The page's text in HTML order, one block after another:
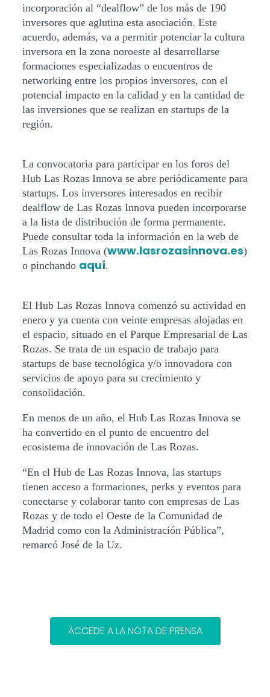
incorporación al “dealflow” de los más de 190
inversores que aglutina esta asociación. Este
acuerdo, además, va a permitir potenciar la cultura
inversora en la zona noroeste al desarrollarse
formaciones especializadas o encuentros de
networking entre los propios inversores, con el
potencial impacto en la calidad y en la cantidad de
las inversiones que se realizan en startups de la
región.
La convocatoria para participar en los foros del
Hub Las Rozas Innova se abre periódicamente para
startups. Los inversores interesados en recibir
dealflow de Las Rozas Innova pueden incorporarse
a la lista de distribución de forma permanente.
Puede consultar toda la información en la web de
Las Rozas Innova (www.lasrozasinnova.es)
o pinchando aquí.
El Hub Las Rozas Innova comenzó su actividad en
enero y ya cuenta con veinte empresas alojadas en
el espacio, situado en el Parque Empresarial de Las
Rozas. Se trata de un espacio de trabajo para
startups de base tecnológica y/o innovadora con
servicios de apoyo para su crecimiento y
consolidación.
En menos de un año, el Hub Las Rozas Innova se
ha convertido en el punto de encuentro del
ecosistema de innovación de Las Rozas.
“En el Hub de Las Rozas Innova, las startups
tienen acceso a formaciones, perks y eventos para
conectarse y colaborar tanto con empresas de Las
Rozas y de todo el Oeste de la Comunidad de
Madrid como con la Administración Pública”,
remarcó José de la Uz.
ACCEDE A LA NOTA DE PRENSA